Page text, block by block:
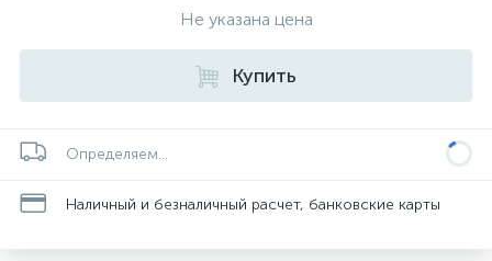
Не указана цена
Купить
Определяем...
Наличный и безналичный расчет, банковские карты